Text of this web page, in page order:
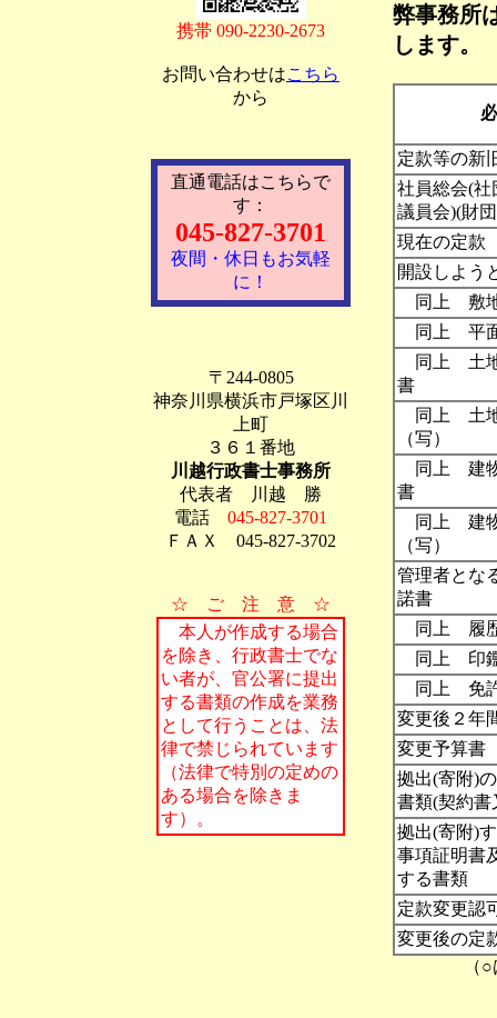
携帯 090-2230-2673
お問い合わせはこちら
から
直通電話はこちらで
す：
045-827-3701
夜間・休日もお気軽
に！
〒244-0805
神奈川県横浜市戸塚区川
上町
３６１番地
川越行政書士事務所
代表者 川越 勝
電話 045-827-3701
ＦＡＸ 045-827-3702
☆ ご 注 意 ☆
本人が作成する場合
を除き、行政書士でな
い者が、官公署に提出
する書類の作成を業務
として行うことは、法
律で禁じられています
（法律で特別の定めの
ある場合を除きま
す）。
弊事務所
します。
（
定款等の新
社員総会(社
議員会)(財
現在の定款
開設しよう
同上 敷
同上 平
同上 土地
書
同上 土地
（写）
同上 建物
書
同上 建物
（写）
管理者とな
諾書
同上 履
同上 印
同上 免
変更後２年
変更予算書
拠出(寄附)
書類(契約書
拠出(寄附)
事項証明書
する書類
定款変更認
変更後の定